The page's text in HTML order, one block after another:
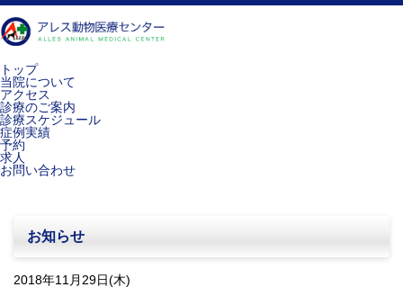
トップ
当院について
アクセス
診療のご案内
診療スケジュール
症例実績
予約
求人
お問い合わせ
お知らせ
2018年11月29日(木)